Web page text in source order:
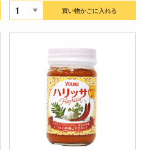
買い物かごに入れる